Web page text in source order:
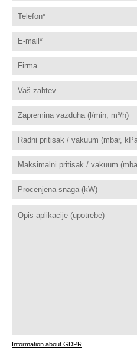
Information about GDPR